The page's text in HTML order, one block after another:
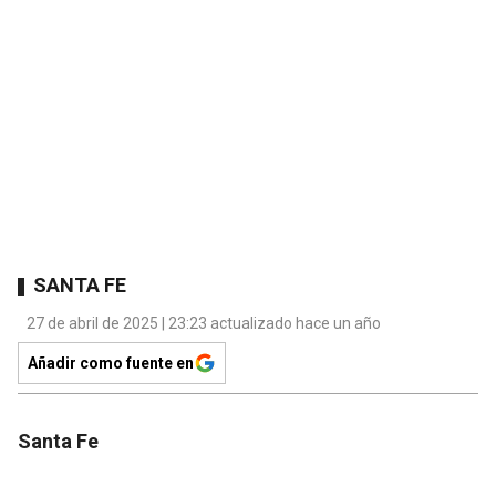
SANTA FE
27 de abril de 2025 | 23:23 actualizado hace un año
Añadir como fuente en
Santa Fe